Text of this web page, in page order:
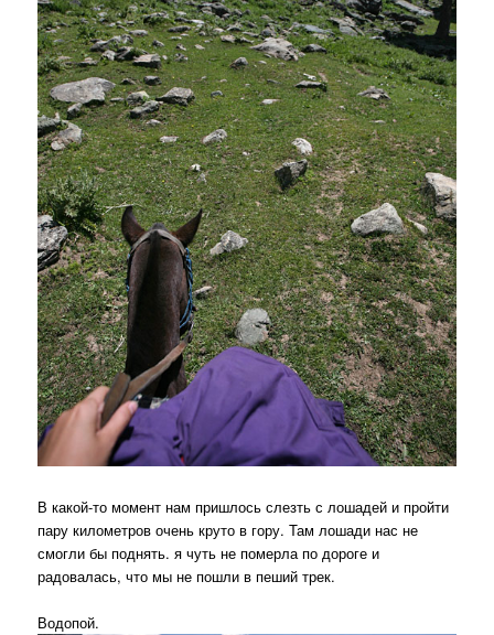
В какой-то момент нам пришлось слезть с лошадей и пройти
пару километров очень круто в гору. Там лошади нас не
смогли бы поднять. я чуть не померла по дороге и
радовалась, что мы не пошли в пеший трек.
Водопой.